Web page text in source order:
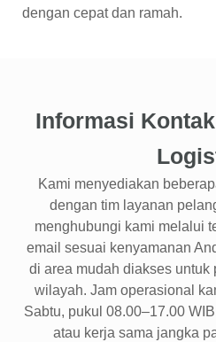
dengan cepat dan ramah.
Informasi
Kami menyediakan
dengan tim layanan
menghubungi kami melalui
email sesuai kenyamanan
di area mudah diakses
wilayah. Jam operasional
Sabtu, pukul 08.00–17.00
atau kerja sama jangka